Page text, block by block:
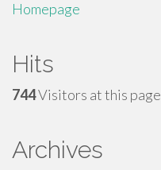
Homepage
Hits
744Visitors at this page
Archives